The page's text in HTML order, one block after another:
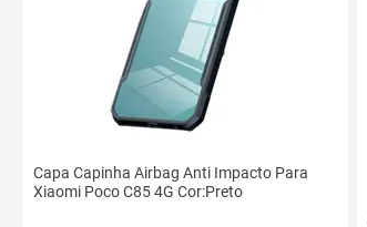
Capa Capinha Airbag Anti Impacto Para
Xiaomi Poco C85 4G Cor:Preto